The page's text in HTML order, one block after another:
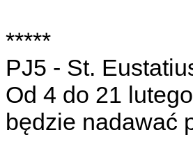
*****
PJ5 - St.
Od 4 do 21
będzie nadawać